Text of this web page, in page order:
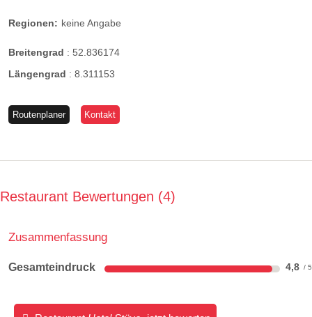
Regionen: keine Angabe
Breitengrad : 52.836174
Längengrad : 8.311153
Routenplaner Kontakt
Restaurant Bewertungen 4
Zusammenfassung
Gesamteindruck 4,8